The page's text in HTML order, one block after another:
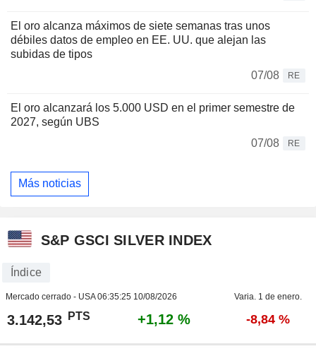
El oro alcanza máximos de siete semanas tras unos
débiles datos de empleo en EE. UU. que alejan las
subidas de tipos
07/08
RE
El oro alcanzará los 5.000 USD en el primer semestre de
2027, según UBS
07/08
RE
Más noticias
S&P GSCI SILVER INDEX
Índice
Mercado cerrado - USA06:35:25 10/08/2026 Varia. 1 de enero.
3.142,53 PTS +1,12 % -8,84 %